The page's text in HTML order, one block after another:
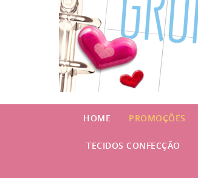
HOME PROMOÇÕES
TECIDOS CONFECÇÃO